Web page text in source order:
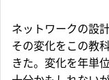
ネットワークの設
その変化をこの教
きた。変化を年単